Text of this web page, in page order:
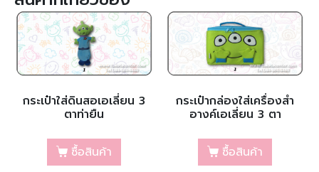
กระเป๋าใส่ดินสอเอเลี่ยน 3
ตาท่ายืน
ซื้อสินค้า
กระเป๋ากล่องใส่เครื่องสำ
อางค์เอเลี่ยน 3 ตา
ซื้อสินค้า